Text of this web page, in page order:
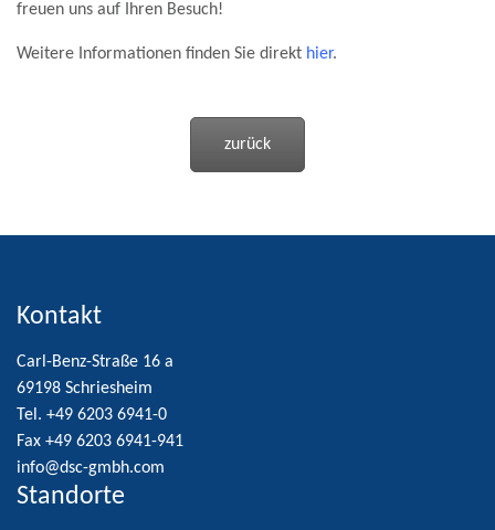
freuen uns auf Ihren Besuch!
Weitere Informationen finden Sie direkt hier.
zurück
Kontakt
Carl-Benz-Straße 16 a
69198 Schriesheim
Tel. +49 6203 6941-0
Fax +49 6203 6941-941
info@dsc-gmbh.com
Standorte